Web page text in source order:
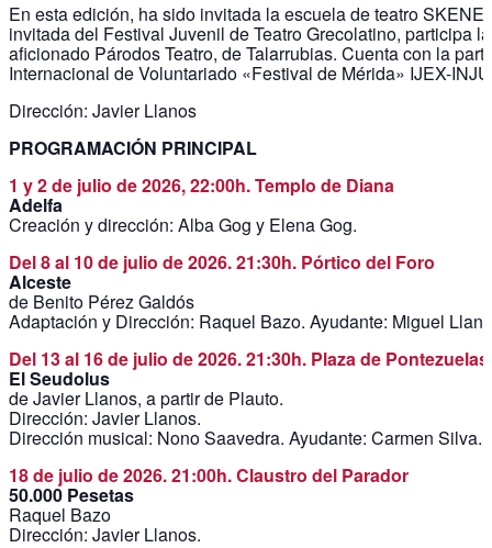
En esta edición, ha sido invitada la escuela de teatro
invitada del Festival Juvenil de Teatro Grecolatino, participa
aficionado Párodos Teatro, de Talarrubias. Cuenta con la
Internacional de Voluntariado «Festival de Mérida» IJEX-
Dirección: Javier Llanos
PROGRAMACIÓN PRINCIPAL
1 y 2 de julio de 2026, 22:00h. Templo de Diana
Adelfa
Creación y dirección: Alba Gog y Elena Gog.
Del 8 al 10 de julio de 2026. 21:30h. Pórtico del Foro
Alceste
de Benito Pérez Galdós
Adaptación y Dirección: Raquel Bazo. Ayudante: Miguel
Del 13 al 16 de julio de 2026. 21:30h. Plaza de Pontezuelas
El Seudolus
de Javier Llanos, a partir de Plauto.
Dirección: Javier Llanos.
Dirección musical: Nono Saavedra. Ayudante: Carmen Silva.
18 de julio de 2026. 21:00h. Claustro del Parador
50.000 Pesetas
Raquel Bazo
Dirección: Javier Llanos.